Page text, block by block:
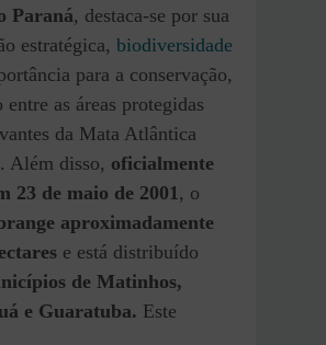
Paraná, destaca-se por sua
estratégica, biodiversidade
para a conservação,
as áreas protegidas
da Mata Atlântica
Além disso, oficialmente
23 de maio de 2001, o
aproximadamente
e está distribuído
de Matinhos,
e Guaratuba. Este